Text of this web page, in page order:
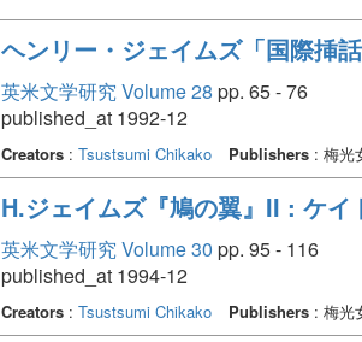
ヘンリー・ジェイムズ「国際挿
英米文学研究 Volume 28 pp. 65 - 76
published_at 1992-12
Creators: Tsustsumi Chikako Publishers: 梅光
H.ジェイムズ『鳩の翼』II : ケイ
英米文学研究 Volume 30 pp. 95 - 116
published_at 1994-12
Creators: Tsustsumi Chikako Publishers: 梅光